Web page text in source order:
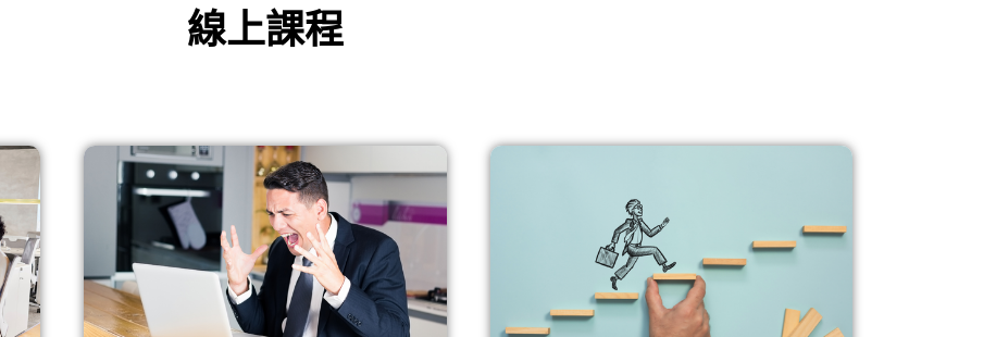
線上課程